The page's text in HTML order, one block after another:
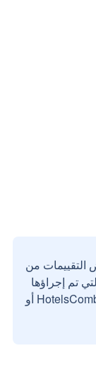
من
تم إجراؤها
بواسطة مستخدمين حقيقيين مع HotelsCombined أو